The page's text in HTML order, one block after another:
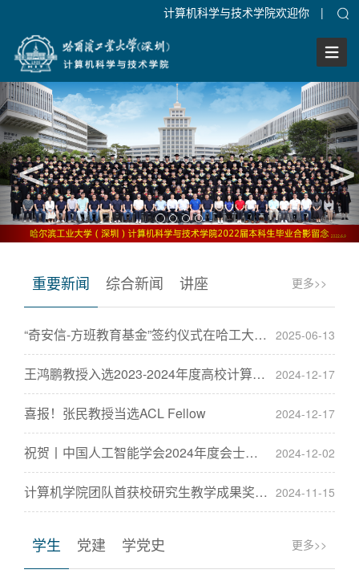
计算机科学与技术学院欢迎你 |
﹤
﹤
重要新闻 综合新闻 讲座 更多>>
“奇安信-方班教育基金”签约仪式在哈工大深圳校区举行
2025-06-13
王鸿鹏教授入选2023-2024年度高校计算机专业优秀教师奖
2024-12-17
喜报！张民教授当选ACL Fellow 2024-12-17
祝贺丨中国人工智能学会2024年度会士增选名单揭晓
2024-12-02
计算机学院团队首获校研究生教学成果奖一等奖2024-11-15
学生 党建 学党史 更多>>